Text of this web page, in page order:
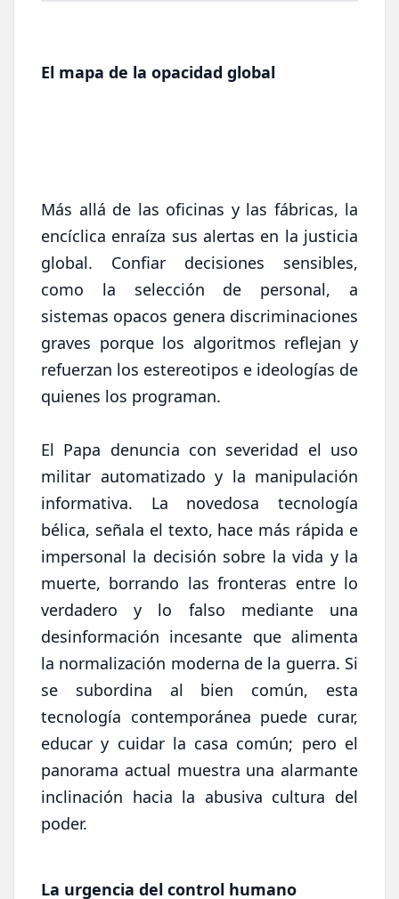
El mapa de la opacidad global
Más allá de las oficinas y las fábricas, la
encíclica enraíza sus alertas en la justicia
global. Confiar decisiones sensibles,
como la selección de personal, a
sistemas opacos genera discriminaciones
graves porque los algoritmos reflejan y
refuerzan los estereotipos e ideologías de
quienes los programan.
El Papa denuncia con severidad el uso
militar automatizado y la manipulación
informativa. La novedosa tecnología
bélica, señala el texto, hace más rápida e
impersonal la decisión sobre la vida y la
muerte, borrando las fronteras entre lo
verdadero y lo falso mediante una
desinformación incesante que alimenta
la normalización moderna de la guerra. Si
se subordina al bien común, esta
tecnología contemporánea puede curar,
educar y cuidar la casa común; pero el
panorama actual muestra una alarmante
inclinación hacia la abusiva cultura del
poder.
La urgencia del control humano